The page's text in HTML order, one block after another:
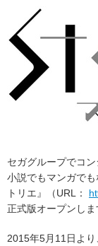
セガグループでコ
小説でもマンガで
トリエ』（URL：
正式版オープンしま
2015年5月11日よ